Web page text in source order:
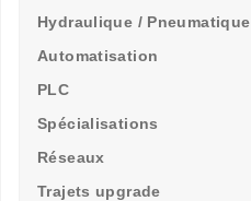
Hydraulique / Pneumatique
Automatisation
PLC
Spécialisations
Réseaux
Trajets upgrade